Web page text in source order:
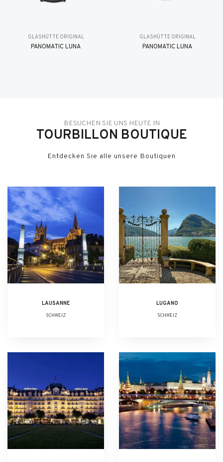
GLASHÜTTE ORIGINAL
PANOMATIC LUNA
GLASHÜTTE ORIGINAL
PANOMATIC LUNA
BESUCHEN SIE UNS HEUTE IN
TOURBILLON BOUTIQUE
Entdecken Sie alle unsere Boutiquen
LAUSANNE
SCHWEIZ
LUGANO
SCHWEIZ